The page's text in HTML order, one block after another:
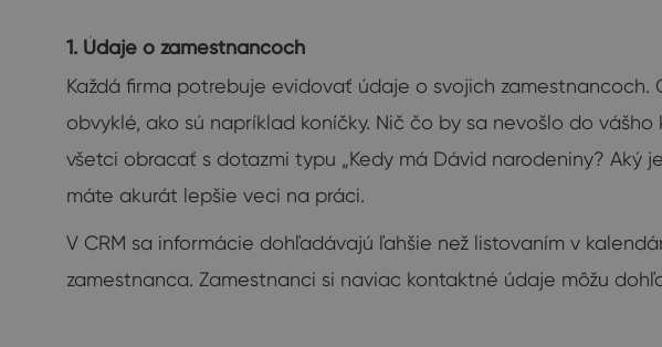
1. Údaje o zamestnancoch
Každá firma potrebuje evidovať údaje o svojich
obvyklé, ako sú napríklad koníčky. Nič čo by sa nevošlo do
všetci obracať s dotazmi typu „Kedy má Dávid narodeniny? Aký
máte akurát lepšie veci na práci.
V CRM sa informácie dohľadávajú ľahšie než listovaním v
zamestnanca. Zamestnanci si naviac kontaktné údaje môžu